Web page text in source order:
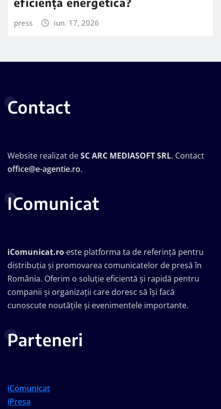
press iun. 17, 2026
Contact
Website realizat deSC ARC MEDIASOFT SRL. Contact
office@e-agentie.ro.
IComunicat
iComunicat.ro este platforma ta de referință pentru
distribuția și promovarea comunicatelor de presă în
România. Oferim o soluție eficientă și rapidă pentru
companii și organizații care doresc să își facă
cunoscute noutățile și evenimentele importante.
Parteneri
iComunicat
iPresa